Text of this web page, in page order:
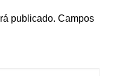
publicado. Campos